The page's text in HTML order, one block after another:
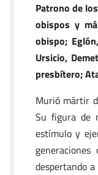
Patrono de
obispos y
obispo;
Ursicio,
presbítero;
Murió mártir
Su figura de
estímulo y
despertando